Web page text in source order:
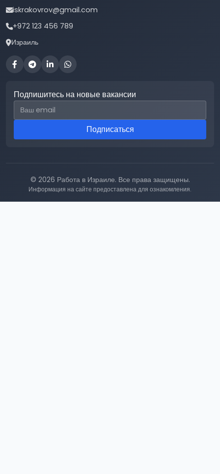
iskrakovrov@gmail.com
+972 123 456 789
Израиль
Подпишитесь на новые вакансии
Email для подписки
Подписаться
© 2026 Работа в Израиле. Все права защищены.
Информация на сайте предоставлена для ознакомления.